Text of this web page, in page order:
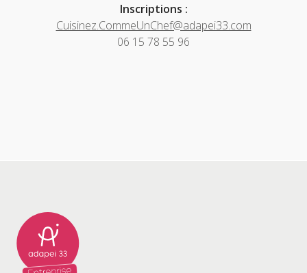
Inscriptions :
Cuisinez.CommeUnChef@adapei33.com
06 15 78 55 96